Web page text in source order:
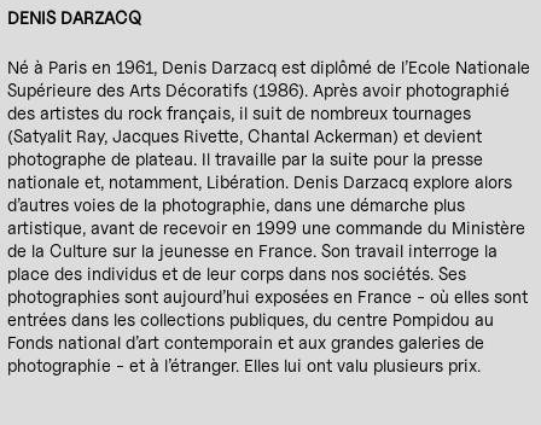
DENIS DARZACQ
Né à Paris en 1961, Denis Darzacq est diplômé de l’Ecole Nationale
Supérieure des Arts Décoratifs (1986). Après avoir photographié
des artistes du rock français, il suit de nombreux tournages
(Satyalit Ray, Jacques Rivette, Chantal Ackerman) et devient
photographe de plateau. Il travaille par la suite pour la presse
nationale et, notamment, Libération. Denis Darzacq explore alors
d’autres voies de la photographie, dans une démarche plus
artistique, avant de recevoir en 1999 une commande du Ministère
de la Culture sur la jeunesse en France. Son travail interroge la
place des individus et de leur corps dans nos sociétés. Ses
photographies sont aujourd’hui exposées en France - où elles sont
entrées dans les collections publiques, du centre Pompidou au
Fonds national d’art contemporain et aux grandes galeries de
photographie - et à l’étranger. Elles lui ont valu plusieurs prix.